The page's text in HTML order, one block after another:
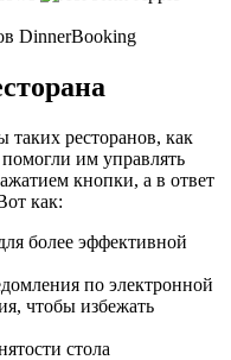
ресторанов, как
им управлять
кнопки, а в ответ
как:
более эффективной
по электронной
чтобы избежать
стола